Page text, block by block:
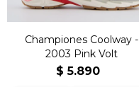
Championes Coolway -
2003 Pink Volt
$ 5.890